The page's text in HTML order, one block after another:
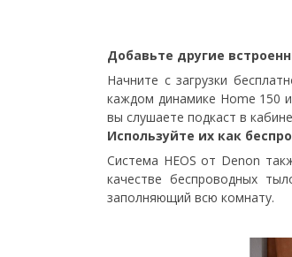
Добавьте другие
Начните с загрузки
каждом динамике Home 150 и
вы слушаете подкаст в
Используйте их как
Система HEOS от Denon
качестве беспроводных
заполняющий всю комнату.